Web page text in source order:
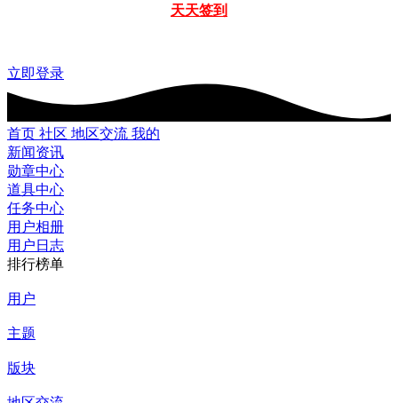
天天签到
立即登录
首页 社区 地区交流 我的
新闻资讯
勋章中心
道具中心
任务中心
用户相册
用户日志
排行榜单
用户
主题
版块